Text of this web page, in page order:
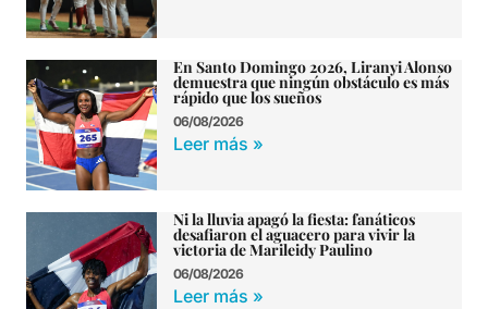
En Santo Domingo 2026, Liranyi Alonso
demuestra que ningún obstáculo es más
rápido que los sueños
06/08/2026
Leer más »
Ni la lluvia apagó la fiesta: fanáticos
desafiaron el aguacero para vivir la
victoria de Marileidy Paulino
06/08/2026
Leer más »